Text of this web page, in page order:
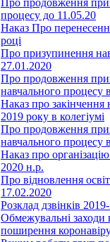
Про продовження
процесу до 11.05.20
Наказ Про
році
Про призупинення
27.01.2020
Про продовження
навчального процесу
Наказ про закінчення
2019 року в колегіумі
Про продовження
навчального процесу
Наказ про
2020 н.р.
Про відновлення
17.02.2020
Розклад дзвінків
Обмежувальні
поширення